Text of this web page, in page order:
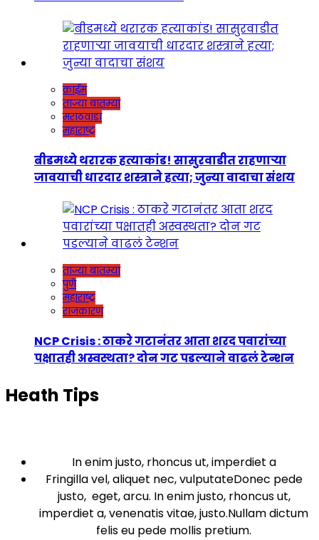
क्राईम
ताज्या बातम्या
मराठवाडा
महाराष्ट्र
बीडमध्ये थरारक हत्याकांड! सासुरवाडीत राहणाऱ्या
जावयाची धारदार शस्त्राने हत्या; जुन्या वादाचा संशय
ताज्या बातम्या
पुणे
महाराष्ट्र
राजकारण
NCP Crisis : ठाकरे गटानंतर आता शरद पवारांच्या
पक्षातही अस्वस्थता? दोन गट पडल्याने वाढलं टेन्शन
Heath Tips
In enim justo, rhoncus ut, imperdiet a
Fringilla vel, aliquet nec, vulputateDonec pede
justo, eget, arcu. In enim justo, rhoncus ut,
imperdiet a, venenatis vitae, justo.Nullam dictum
felis eu pede mollis pretium.